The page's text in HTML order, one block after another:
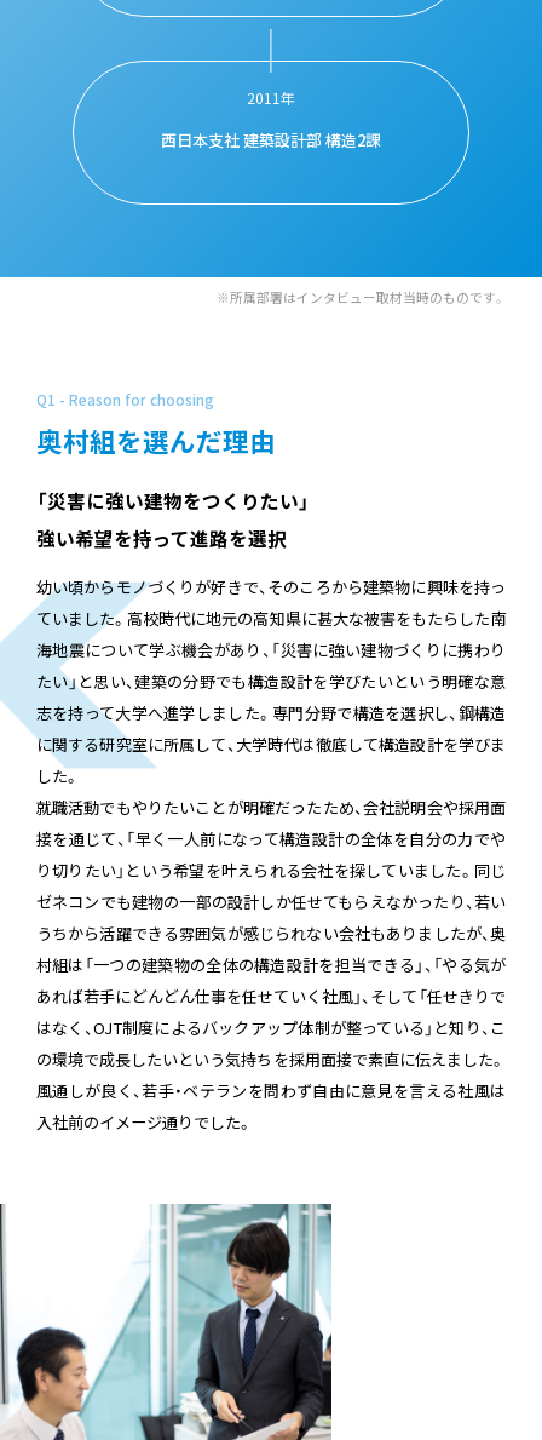
2011年
西日本支社建築設計部構造2課
※所属部署はインタビュー取材当時のものです。
Q1 - Reason for choosing
奥村組を選んだ理由
「災害に強い建物をつくりたい」
強い希望を持って進路を選択
幼い頃からモノづくりが好きで、そのころから建築物に興味を持っ
ていました。高校時代に地元の高知県に甚大な被害をもたらした南
海地震について学ぶ機会があり、「災害に強い建物づくりに携わり
たい」と思い、建築の分野でも構造設計を学びたいという明確な意
志を持って大学へ進学しました。専門分野で構造を選択し、鋼構造
に関する研究室に所属して、大学時代は徹底して構造設計を学びま
した。
就職活動でもやりたいことが明確だったため、会社説明会や採用面
接を通じて、「早く一人前になって構造設計の全体を自分の力でや
り切りたい」という希望を叶えられる会社を探していました。同じ
ゼネコンでも建物の一部の設計しか任せてもらえなかったり、若い
うちから活躍できる雰囲気が感じられない会社もありましたが、奥
村組は「一つの建築物の全体の構造設計を担当できる」、「やる気が
あれば若手にどんどん仕事を任せていく社風」、そして「任せきりで
はなく、OJT制度によるバックアップ体制が整っている」と知り、こ
の環境で成長したいという気持ちを採用面接で素直に伝えました。
風通しが良く、若手・ベテランを問わず自由に意見を言える社風は
入社前のイメージ通りでした。